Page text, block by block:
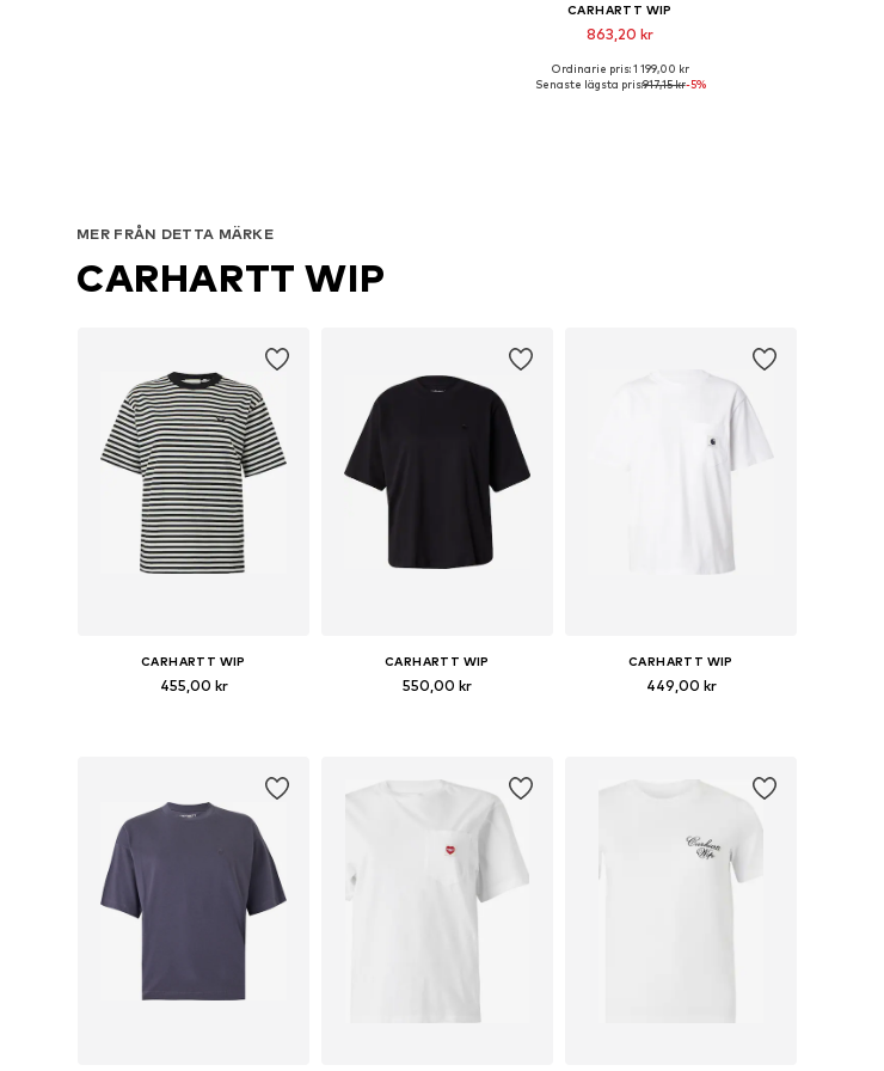
CARHARTT WIP
863,20 kr
Tillgänglig i många storlekar
Ordinarie pris: 1 199,00 kr
Senaste lägsta pris:917,15 kr-5%
MER FRÅN DETTA MÄRKE
CARHARTT WIP
CARHARTT WIP
455,00 kr
CARHARTT WIP
550,00 kr
CARHARTT WIP
449,00 kr